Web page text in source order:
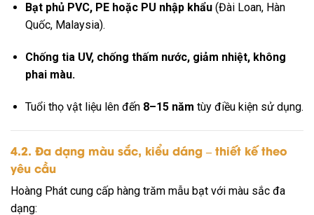
Bạt phủ PVC, PE hoặc PU nhập khẩu(Đài Loan, Hàn
Quốc, Malaysia).
Chống tia UV, chống thấm nước, giảm nhiệt, không
phai màu.
Tuổi thọ vật liệu lên đến 8–15 năm tùy điều kiện sử dụng.
4.2. Đa dạng màu sắc, kiểu dáng – thiết kế theo
yêu cầu
Hoàng Phát cung cấp hàng trăm mẫu bạt với màu sắc đa
dạng: